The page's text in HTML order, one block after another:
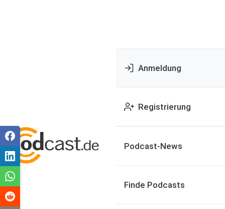
Anmeldung
Registrierung
Podcast-News
Finde Podcasts